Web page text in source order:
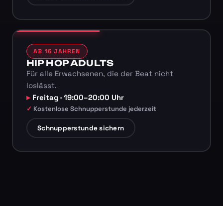
AB 16 JAHREN
HIP HOP ADULTS
Für alle Erwachsenen, die der Beat nicht
loslässt.
Freitag · 19:00–20:00 Uhr
Kostenlose Schnupperstunde jederzeit
Schnupperstunde sichern